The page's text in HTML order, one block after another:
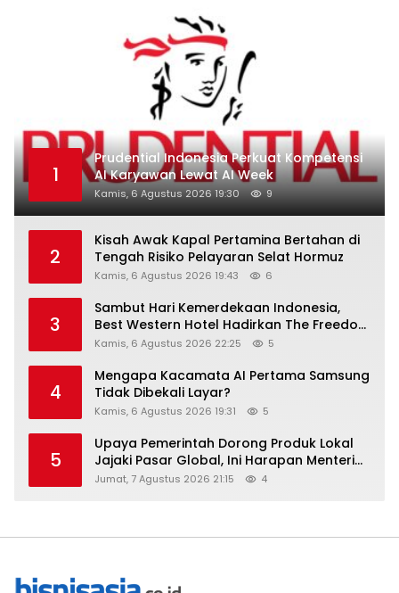
1
Prudential Indonesia Perkuat Kompetensi
AI Karyawan Lewat AI Week
Kamis, 6 Agustus 2026 19:30 9
2
Kisah Awak Kapal Pertamina Bertahan di
Tengah Risiko Pelayaran Selat Hormuz
Kamis, 6 Agustus 2026 19:43 6
3
Sambut Hari Kemerdekaan Indonesia,
Best Western Hotel Hadirkan The Freedom
Stay Diskon Hingga 45%
Kamis, 6 Agustus 2026 22:25 5
4
Mengapa Kacamata AI Pertama Samsung
Tidak Dibekali Layar?
Kamis, 6 Agustus 2026 19:31 5
5
Upaya Pemerintah Dorong Produk Lokal
Jajaki Pasar Global, Ini Harapan Menteri
Perindustrian RI Lewat ILT dan IGT Expo
Jumat, 7 Agustus 2026 21:15 4